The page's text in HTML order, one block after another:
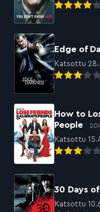
Edge of
Katsottu
How to
People
Katsottu
30 Days
Katsottu